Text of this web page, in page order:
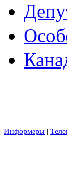
Информеры |